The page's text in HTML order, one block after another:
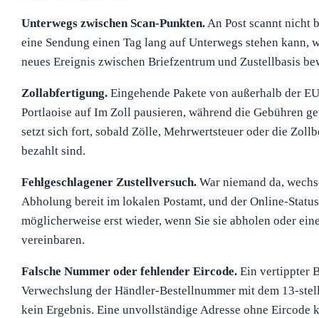
Unterwegs zwischen Scan-Punkten.An Post scannt nicht
eine Sendung einen Tag lang auf Unterwegs stehen kann,
neues Ereignis zwischen Briefzentrum und Zustellbasis
Zollabfertigung.Eingehende Pakete von außerhalb der
Portlaoise auf Im Zoll pausieren, während die Gebühren
setzt sich fort, sobald Zölle, Mehrwertsteuer oder die
bezahlt sind.
Fehlgeschlagener Zustellversuch.War niemand da,
Abholung bereit im lokalen Postamt, und der Online-
möglicherweise erst wieder, wenn Sie sie abholen oder
vereinbaren.
Falsche Nummer oder fehlender Eircode.Ein vertippter
Verwechslung der Händler-Bestellnummer mit dem 13-
kein Ergebnis. Eine unvollständige Adresse ohne Eircode